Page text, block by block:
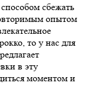
сбежать
опытом
то у нас для
в эту
моментом и